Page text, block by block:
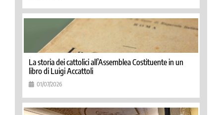
La storia dei cattolici all’Assemblea Costituente in un
libro di Luigi Accattoli
01/07/2026